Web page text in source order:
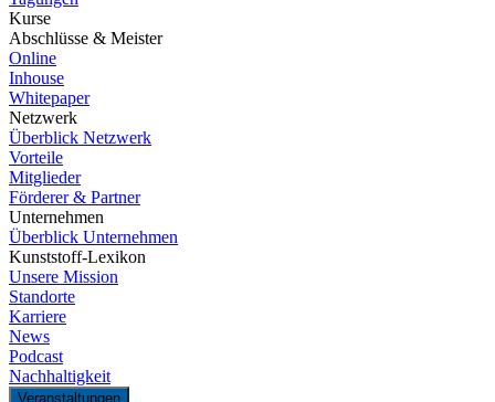
Kurse
Abschlüsse & Meister
Online
Inhouse
Whitepaper
Netzwerk
Überblick Netzwerk
Vorteile
Mitglieder
Förderer & Partner
Unternehmen
Überblick Unternehmen
Kunststoff-Lexikon
Unsere Mission
Standorte
Karriere
News
Podcast
Nachhaltigkeit
Veranstaltungen